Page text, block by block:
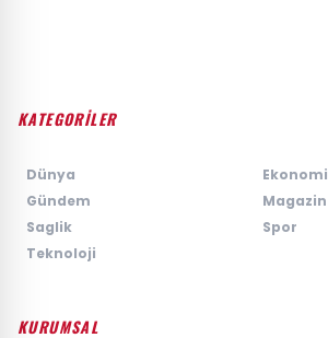
KATEGORİLER
Dünya
Ekonomi
Gündem
Magazin
Saglik
Spor
Teknoloji
KURUMSAL